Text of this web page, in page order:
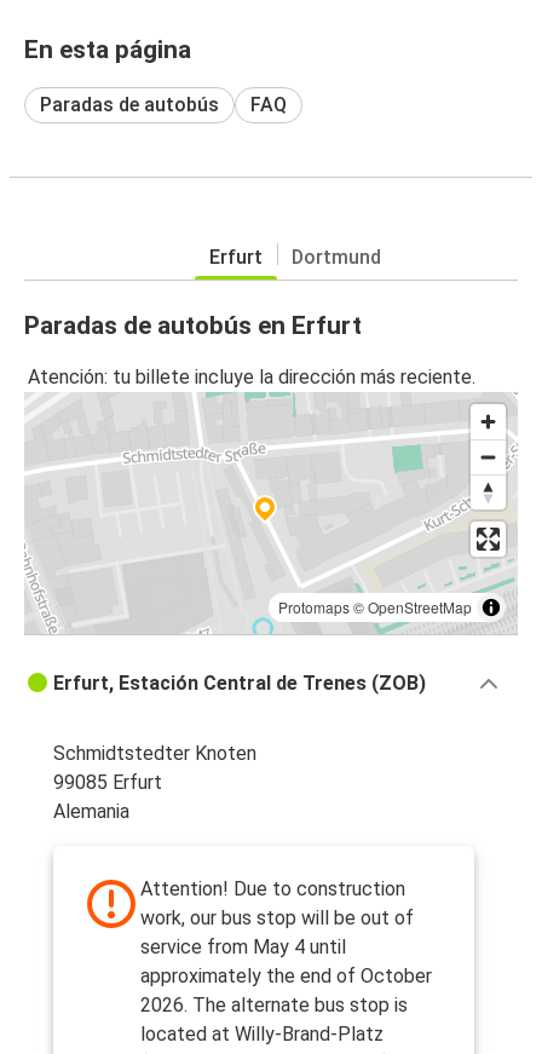
En esta página
Paradas de autobús FAQ
Erfurt Dortmund
Paradas de autobús en Erfurt
Atención: tu billete incluye la dirección más reciente.
Protomaps©OpenStreetMap
Erfurt, Estación Central de Trenes (ZOB)
Schmidtstedter Knoten
99085 Erfurt
Alemania
Attention! Due to construction
work, our bus stop will be out of
service from May 4 until
approximately the end of October
2026. The alternate bus stop is
located at Willy-Brand-Platz